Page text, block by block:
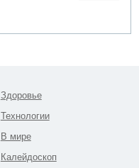
Здоровье
Технологии
В мире
Калейдоскоп